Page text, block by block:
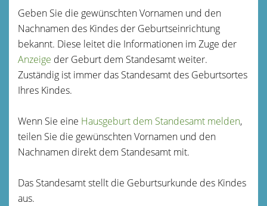
Geben Sie die gewünschten Vornamen und den
Nachnamen des Kindes der Geburtseinrichtung
bekannt. Diese leitet die Informationen im Zuge der
Anzeige der Geburt dem Standesamt weiter.
Zuständig ist immer das Standesamt des Geburtsortes
Ihres Kindes.
Wenn Sie eine Hausgeburt dem Standesamt melden,
teilen Sie die gewünschten Vornamen und den
Nachnamen direkt dem Standesamt mit.
Das Standesamt stellt die Geburtsurkunde des Kindes
aus.